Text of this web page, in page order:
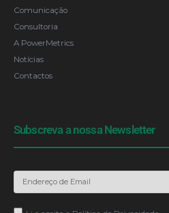
Comunicação
Consultoria
A PowerMetrics
Notícias
Contactos
Subscreva a nossa Newsletter